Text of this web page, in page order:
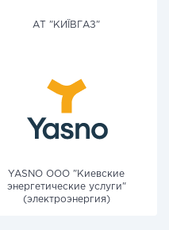
АТ "КИЇВГАЗ"
YASNO OOO "Киевские
энергетические услуги"
(электроэнергия)